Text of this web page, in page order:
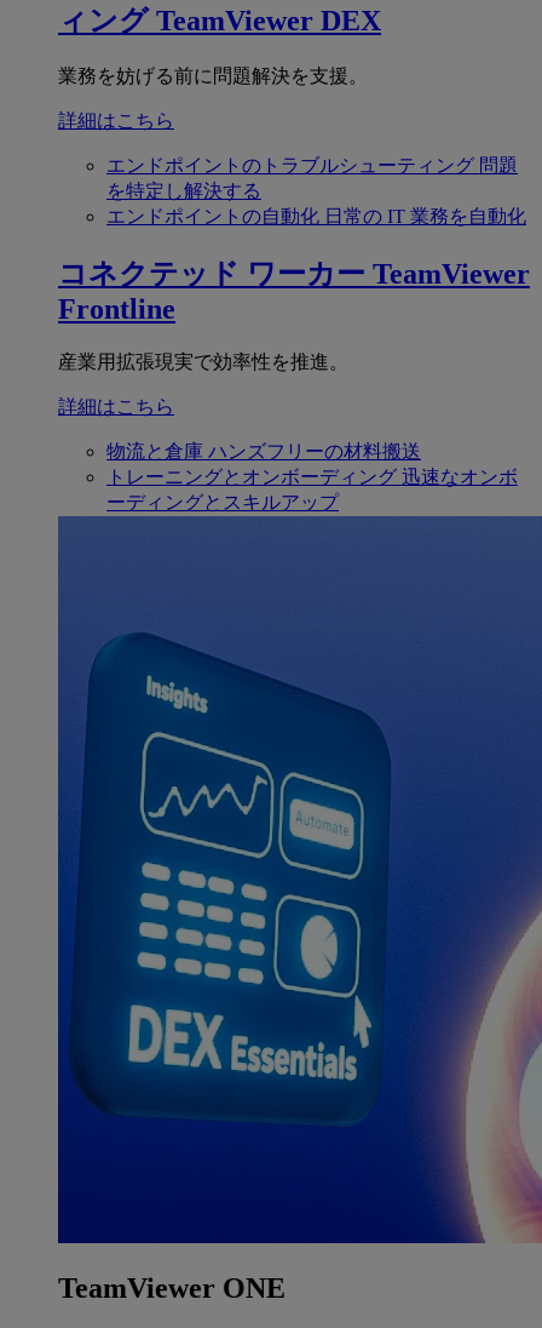
ィング TeamViewer DEX
業務を妨げる前に問題解決を支援。
詳細はこちら
エンドポイントのトラブルシューティング 問題
を特定し解決する
エンドポイントの自動化 日常の IT 業務を自動化
コネクテッド ワーカー TeamViewer
Frontline
産業用拡張現実で効率性を推進。
詳細はこちら
物流と倉庫 ハンズフリーの材料搬送
トレーニングとオンボーディング 迅速なオンボ
ーディングとスキルアップ
TeamViewer ONE